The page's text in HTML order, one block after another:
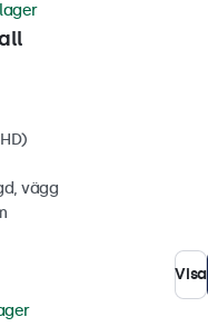
vägg
Visa